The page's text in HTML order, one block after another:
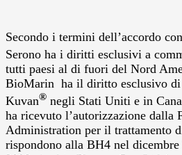
Secondo i termini dell’accordo
Serono ha i diritti esclusivi a
tutti paesi al di fuori del Nord
BioMarin ha il diritto esclusivo di
Kuvan® negli Stati Uniti e in
ha ricevuto l’autorizzazione dalla
Administration per il trattamento
rispondono alla BH4 nel